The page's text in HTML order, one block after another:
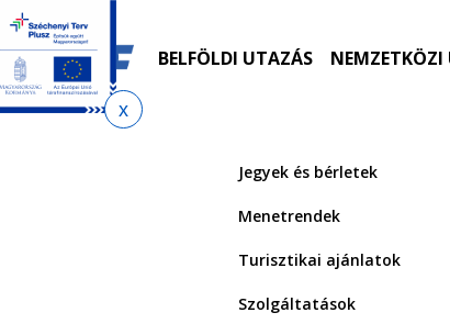
Ugrás
menetrendkeresőhöz
Ugrás
az
almenühöz
Ugrás
tartalomra
Ugrás
az
oldaltérképre
BELFÖLDI UTAZÁS NEMZETKÖZI
Jegyek és bérletek
Menetrendek
Turisztikai ajánlatok
Szolgáltatások